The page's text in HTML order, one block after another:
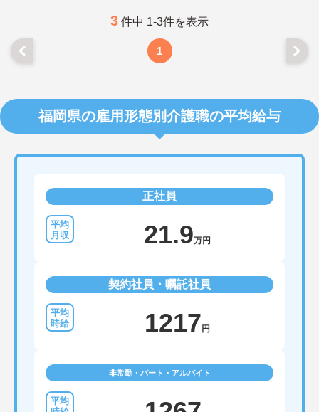
3 件中 1-3件を表示
1
福岡県の雇用形態別介護職の平均給与
正社員
21.9万円
契約社員・嘱託社員
1217 円
非常勤・パート・アルバイト